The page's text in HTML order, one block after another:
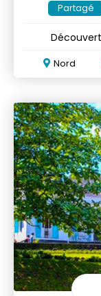
Partagé
Nord